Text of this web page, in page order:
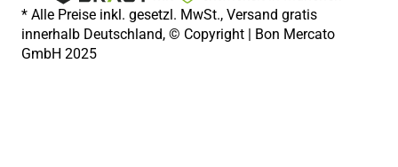
* Alle Preise inkl. gesetzl. MwSt., Versand gratis
innerhalb Deutschland, © Copyright | Bon Mercato
GmbH 2025